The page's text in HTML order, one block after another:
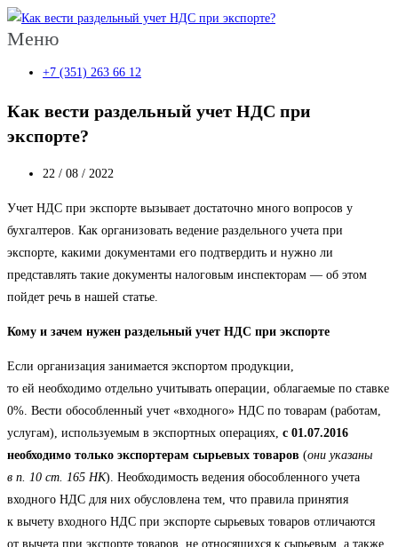
Меню
+7 (351) 263 66 12
Как вести раздельный учет НДС при
экспорте?
22 / 08 / 2022
Учет НДС при экспорте вызывает достаточно много вопросов у
бухгалтеров. Как организовать ведение раздельного учета при
экспорте, какими документами его подтвердить и нужно ли
представлять такие документы налоговым инспекторам — об этом
пойдет речь в нашей статье.
Кому и зачем нужен раздельный учет НДС при экспорте
Если организация занимается экспортом продукции,
то ей необходимо отдельно учитывать операции, облагаемые по ставке
0%. Вести обособленный учет «входного» НДС по товарам (работам,
услугам), используемым в экспортных операциях, с 01.07.2016
необходимо только экспортерам сырьевых товаров (они указаны
в п. 10 ст. 165 НК). Необходимость ведения обособленного учета
входного НДС для них обусловлена тем, что правила принятия
к вычету входного НДС при экспорте сырьевых товаров отличаются
от вычета при экспорте товаров, не относящихся к сырьевым, а также